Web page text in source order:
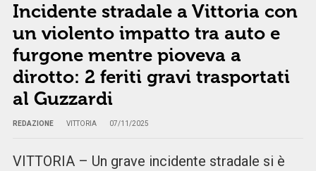
Incidente stradale a Vittoria con
un violento impatto tra auto e
furgone mentre pioveva a
dirotto: 2 feriti gravi trasportati
al Guzzardi
REDAZIONE VITTORIA 07/11/2025
VITTORIA – Un grave incidente stradale si è